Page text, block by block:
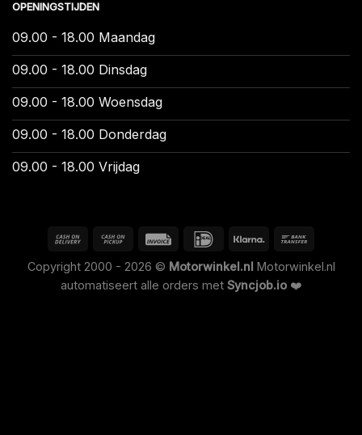
OPENINGSTIJDEN
09.00 - 18.00 Maandag
09.00 - 18.00 Dinsdag
09.00 - 18.00 Woensdag
09.00 - 18.00 Donderdag
09.00 - 18.00 Vrijdag
Copyright 2000 - 2026 © Motorwinkel.nl Motorwinkel.nl
automatiseert alle orders met Syncjob.io ❤️